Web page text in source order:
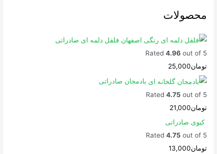
محصولات
فلفل دلمه ای صادراتی
Rated 4.96out of 5
تومان25,000
بادمجان صادراتی
Rated 4.75 out of 5
تومان21,000
کیوی صادراتی
Rated 4.75 out of 5
تومان13,000